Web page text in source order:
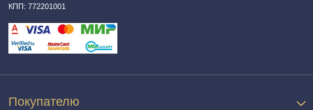
КПП: 772201001
Покупателю